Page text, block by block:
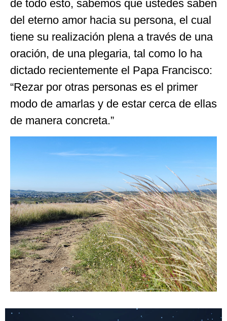
de todo esto, sabemos que ustedes saben
del eterno amor hacia su persona, el cual
tiene su realización plena a través de una
oración, de una plegaria, tal como lo ha
dictado recientemente el Papa Francisco:
“Rezar por otras personas es el primer
modo de amarlas y de estar cerca de ellas
de manera concreta.”